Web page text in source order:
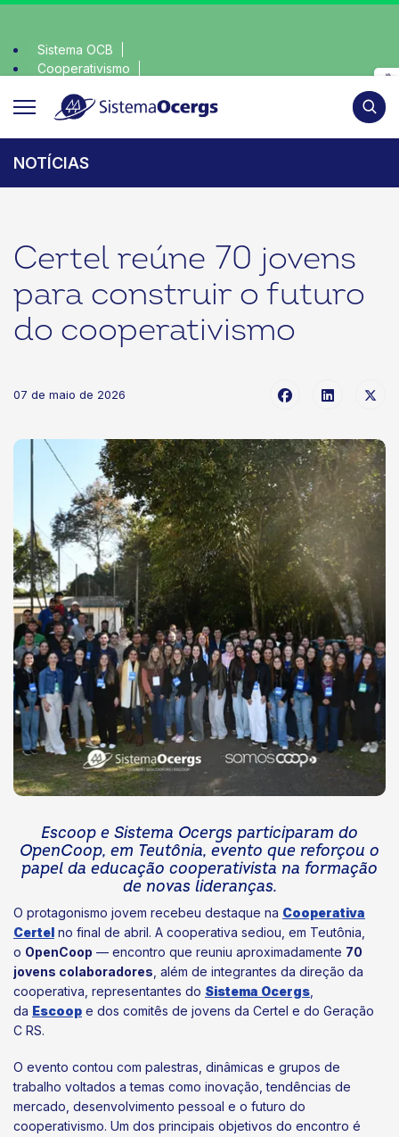
Sistema OCB
Cooperativismo
NOTÍCIAS
Certel reúne 70 jovens
para construir o futuro
do cooperativismo
07 de maio de 2026
Escoop e Sistema Ocergs participaram do
OpenCoop, em Teutônia, evento que reforçou o
papel da educação cooperativista na formação
de novas lideranças.
O protagonismo jovem recebeu destaque na Cooperativa
Certel no final de abril. A cooperativa sediou, em Teutônia,
o OpenCoop — encontro que reuniu aproximadamente 70
jovens colaboradores , além de integrantes da direção da
cooperativa, representantes do Sistema Ocergs
da Escoop e dos comitês de jovens da Certel e do Geração
C RS.
O evento contou com palestras, dinâmicas e grupos de
trabalho voltados a temas como inovação, tendências de
mercado, desenvolvimento pessoal e o futuro do
cooperativismo. Um dos principais objetivos do encontro é